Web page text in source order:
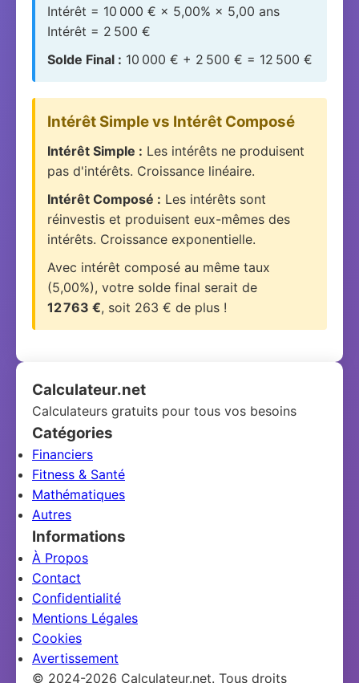
Intérêt = 10 000 € × 5,00% × 5,00 ans
Intérêt = 2 500 €
Solde Final : 10 000 € + 2 500 € = 12 500 €
Intérêt Simple vs Intérêt Composé
Intérêt Simple : Les intérêts ne produisent
pas d'intérêts. Croissance linéaire.
Intérêt Composé : Les intérêts sont
réinvestis et produisent eux-mêmes des
intérêts. Croissance exponentielle.
Avec intérêt composé au même taux
(5,00%), votre solde final serait de
12 763 €, soit 263 € de plus !
Calculateur.net
Calculateurs gratuits pour tous vos besoins
Catégories
Financiers
Fitness & Santé
Mathématiques
Autres
Informations
À Propos
Contact
Confidentialité
Mentions Légales
Cookies
Avertissement
© 2024-2026 Calculateur.net. Tous droits